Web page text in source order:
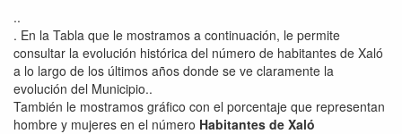
..
. En la Tabla que le mostramos a continuación, le permite
consultar la evolución histórica del número de habitantes de Xaló
a lo largo de los últimos años donde se ve claramente la
evolución del Municipio..
También le mostramos gráfico con el porcentaje que representan
hombre y mujeres en el número Habitantes de Xaló